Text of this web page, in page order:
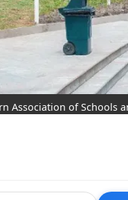
Association of Schools